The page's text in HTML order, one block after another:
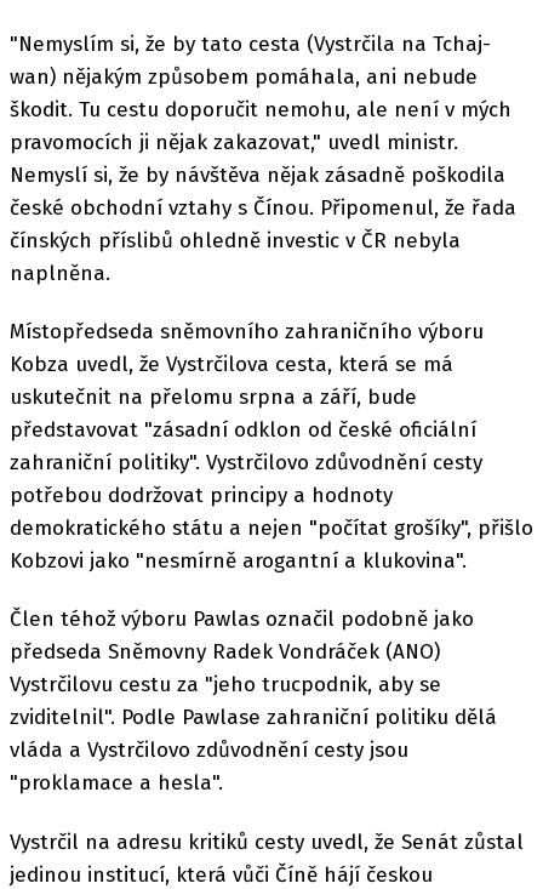
"Nemyslím si, že by tato cesta (Vystrčila na Tchaj-
wan) nějakým způsobem pomáhala, ani nebude
škodit. Tu cestu doporučit nemohu, ale není v mých
pravomocích ji nějak zakazovat," uvedl ministr.
Nemyslí si, že by návštěva nějak zásadně poškodila
české obchodní vztahy s Čínou. Připomenul, že řada
čínských příslibů ohledně investic v ČR nebyla
naplněna.
Místopředseda sněmovního zahraničního výboru
Kobza uvedl, že Vystrčilova cesta, která se má
uskutečnit na přelomu srpna a září, bude
představovat "zásadní odklon od české oficiální
zahraniční politiky". Vystrčilovo zdůvodnění cesty
potřebou dodržovat principy a hodnoty
demokratického státu a nejen "počítat grošíky", přišlo
Kobzovi jako "nesmírně arogantní a klukovina".
Člen téhož výboru Pawlas označil podobně jako
předseda Sněmovny Radek Vondráček (ANO)
Vystrčilovu cestu za "jeho trucpodnik, aby se
zviditelnil". Podle Pawlase zahraniční politiku dělá
vláda a Vystrčilovo zdůvodnění cesty jsou
"proklamace a hesla".
Vystrčil na adresu kritiků cesty uvedl, že Senát zůstal
jedinou institucí, která vůči Číně hájí českou